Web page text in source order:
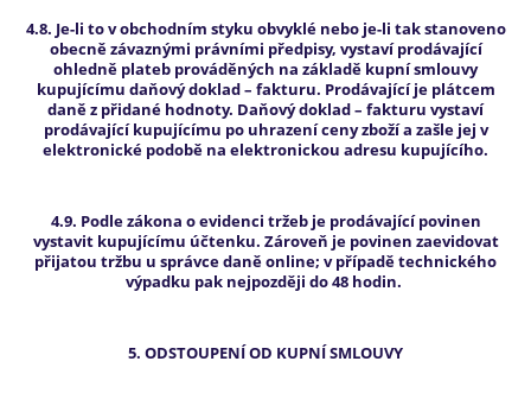
4.8. Je-li to v obchodním styku obvyklé nebo je-li tak stanoveno
obecně závaznými právními předpisy, vystaví prodávající
ohledně plateb prováděných na základě kupní smlouvy
kupujícímu daňový doklad – fakturu. Prodávající je plátcem
daně z přidané hodnoty. Daňový doklad – fakturu vystaví
prodávající kupujícímu po uhrazení ceny zboží a zašle jej v
elektronické podobě na elektronickou adresu kupujícího.
4.9. Podle zákona o evidenci tržeb je prodávající povinen
vystavit kupujícímu účtenku. Zároveň je povinen zaevidovat
přijatou tržbu u správce daně online; v případě technického
výpadku pak nejpozději do 48 hodin.
5. ODSTOUPENÍ OD KUPNÍ SMLOUVY